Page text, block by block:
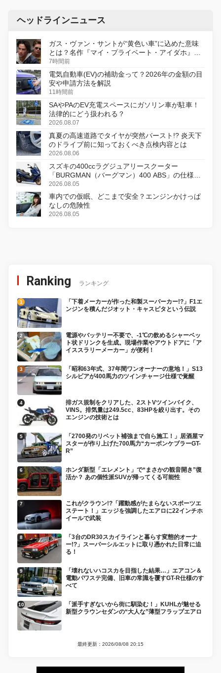
ヘッドラインニュース
ガス・ヴァン・サントが“黄色い車”に込めた意味
とは？名作『マイ・プライベート・アイダホ』が
初のデジタルリマスター版で復活
7時間前
電気自動車(EV)の補助金って？2026年の金額の目
安や申請方法を解説
11時間前
SAやPAのEV充電スペースにガソリン車が駐車！
法律的にどう扱われる？
2026.08.07
真夏の高速道路でタイヤが突然バースト!? 炎天下
のドライブ前に知っておくべき点検内容とは
2026.08.06
スズキの400ccラグジュアリースクーター
「BURGMAN（バーグマン）400 ABS」の仕様を
変更し、8月18日に発売
2026.08.05
車内での仮眠、どこまで安全？エンジンかけっぱ
なしの危険性
2026.08.05
Ranking ランキング
「下着メーカーが作った和製スーパーカー!?」F1エ
ンジンを積んだジオット・キャスピタという伝説
電源やバッテリー不要で、-1℃の飲めるシャーベッ
ト状ドリンクを生成。現場作業やアウトドアに「ア
イススラリーメーカー」が便利！
「昭和63年式、37年間ワンオーナーの意地！」S13
シルビアが400馬力のツインチャージ仕様で覚醒
排ガス規制をクリアした、2ストVツインバイク、
VINS。排気量は249.5cc、83HPを絞り出す。その
エンジンの技術とは
「2700発のリベット補強まで自ら施工！」居酒屋マ
スターが作り上げた700馬力“カーボンケブラーGT-
R”
ホンダ新型「エレメント」で“まさかの観音開き”復
活か？ あの個性派SUVが帰ってくる可能性
これがクラウン!?「躍動感がたまらないスポーツエ
ステート！」エッジを強調したエアロに22インチホ
イールで武装
「3台のDR30スカイラインと暮らす変態的オーナ
ー!?」スーパーシルエットに取り憑かれた日常に迫
る！
「壊れないハコスカを目指した結果…」エアコン＆
電動パワステ完備、旧車の常識を覆すGT-R仕様のす
べて
「派手すぎないから街に馴染む！」KUHLが魅せる
新型クラウンセダンの“大人な”薄型フラップエアロ
最終更新：2026/08/08 20:15